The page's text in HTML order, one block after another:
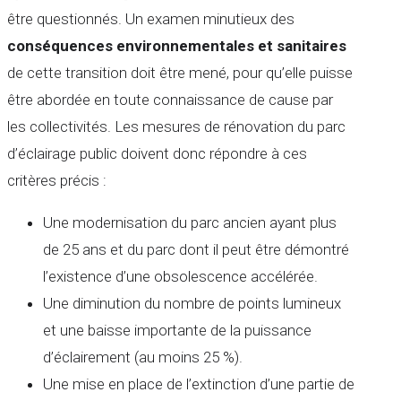
être questionnés. Un examen minutieux des
conséquences environnementales et sanitaires
de cette transition doit être mené, pour qu’elle puisse
être abordée en toute connaissance de cause par
les collectivités. Les mesures de rénovation du parc
d’éclairage public doivent donc répondre à ces
critères précis :
Une modernisation du parc ancien ayant plus
de 25 ans et du parc dont il peut être démontré
l’existence d’une obsolescence accélérée.
Une diminution du nombre de points lumineux
et une baisse importante de la puissance
d’éclairement (au moins 25 %).
Une mise en place de l’extinction d’une partie de